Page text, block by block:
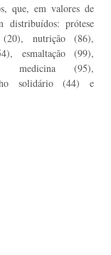
que, em valores de
distribuídos: prótese
(20), nutrição (86),
esmaltação (99),
medicina (95),
solidário (44) e